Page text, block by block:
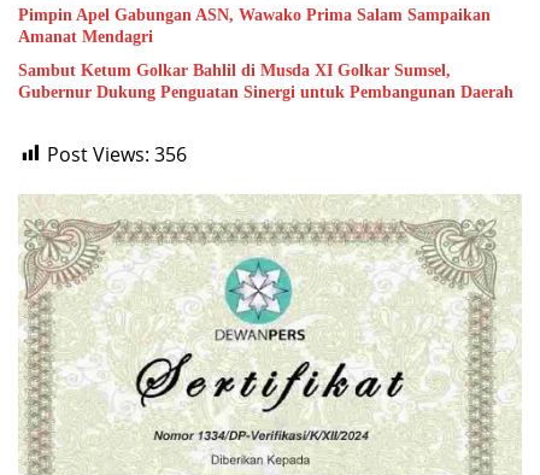
Pimpin Apel Gabungan ASN, Wawako Prima Salam Sampaikan
Amanat Mendagri
Sambut Ketum Golkar Bahlil di Musda XI Golkar Sumsel,
Gubernur Dukung Penguatan Sinergi untuk Pembangunan Daerah
Post Views: 356